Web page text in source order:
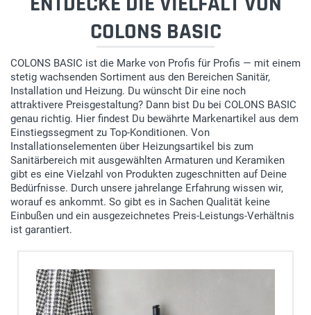
COLONS BASIC
COLONS BASIC ist die Marke von Profis für Profis — mit einem
stetig wachsenden Sortiment aus den Bereichen Sanitär,
Installation und Heizung. Du wünscht Dir eine noch
attraktivere Preisgestaltung? Dann bist Du bei COLONS BASIC
genau richtig. Hier findest Du bewährte Markenartikel aus dem
Einstiegssegment zu Top-Konditionen. Von
Installationselementen über Heizungsartikel bis zum
Sanitärbereich mit ausgewählten Armaturen und Keramiken
gibt es eine Vielzahl von Produkten zugeschnitten auf Deine
Bedürfnisse. Durch unsere jahrelange Erfahrung wissen wir,
worauf es ankommt. So gibt es in Sachen Qualität keine
Einbußen und ein ausgezeichnetes Preis-Leistungs-Verhältnis
ist garantiert.